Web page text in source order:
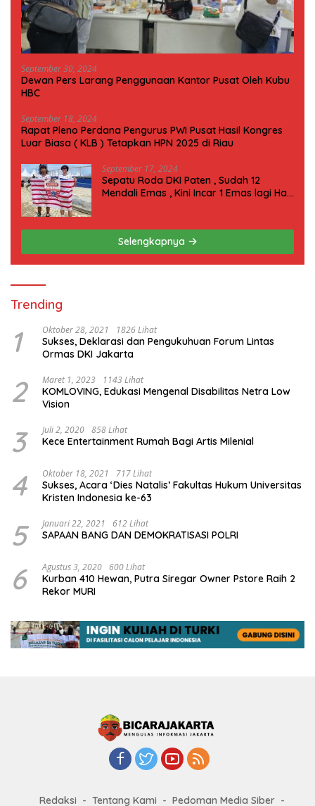
September 30, 2024
Dewan Pers Larang Penggunaan Kantor Pusat Oleh Kubu
HBC
September 18, 2024
Rapat Pleno Perdana Pengurus PWI Pusat Hasil Kongres
Luar Biasa ( KLB ) Tetapkan HPN 2025 di Riau
September 17, 2024
Sepatu Roda DKI Paten , Sudah 12
Mendali Emas , Kini Incar 1 Emas lagi Hari
Selengkapnya
Trending
1 Oktober 28, 2021 1826 Lihat
Sukses, Deklarasi dan Pengukuhuan Forum Lintas
Ormas DKI Jakarta
2 Maret 1, 2023 1143 Lihat
KOMLOVING, Edukasi Mengenal Disabilitas Netra Low
Vision
3 Juli 2, 2020 858 Lihat
Kece Entertainment Rumah Bagi Artis Milenial
4 Oktober 18, 2021 717 Lihat
Sukses, Acara ‘Dies Natalis’ Fakultas Hukum Universitas
Kristen Indonesia ke-63
5 Januari 22, 2021 612 Lihat
SAPAAN BANG DAN DEMOKRATISASI POLRI
6 Agustus 3, 2020 600 Lihat
Kurban 410 Hewan, Putra Siregar Owner Pstore Raih 2
Rekor MURI
Redaksi Tentang Kami Pedoman Media Siber